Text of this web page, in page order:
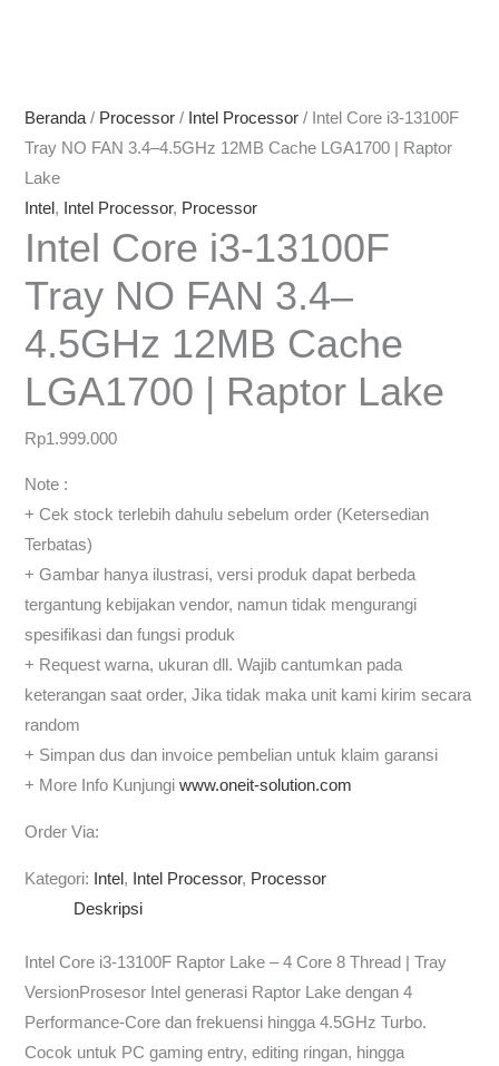
Beranda/ Processor / Intel Processor / Intel Core i3-13100F
Tray NO FAN 3.4–4.5GHz 12MB Cache LGA1700 | Raptor
Lake
Intel , Intel Processor, Processor
Intel Core i3-13100F
Tray NO FAN 3.4–
4.5GHz 12MB Cache
LGA1700 | Raptor Lake
Rp1.999.000
Note :
+ Cek stock terlebih dahulu sebelum order (Ketersedian
Terbatas)
+ Gambar hanya ilustrasi, versi produk dapat berbeda
tergantung kebijakan vendor, namun tidak mengurangi
spesifikasi dan fungsi produk
+ Request warna, ukuran dll. Wajib cantumkan pada
keterangan saat order, Jika tidak maka unit kami kirim secara
random
+ Simpan dus dan invoice pembelian untuk klaim garansi
+ More Info Kunjungiwww.oneit-solution.com
Order Via:
Kategori: Intel, Intel Processor, Processor
Deskripsi
Intel Core i3-13100F Raptor Lake – 4 Core 8 Thread | Tray
VersionProsesor Intel generasi Raptor Lake dengan 4
Performance-Core dan frekuensi hingga 4.5GHz Turbo.
Cocok untuk PC gaming entry, editing ringan, hingga